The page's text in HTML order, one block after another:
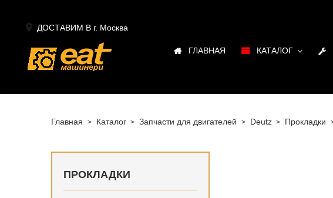
 ДОСТАВИМ В г. Москва
ГЛАВНАЯ КАТАЛОГ
Главная Каталог Запчасти для двигателей Deutz Прокладки
ПРОКЛАДКИ